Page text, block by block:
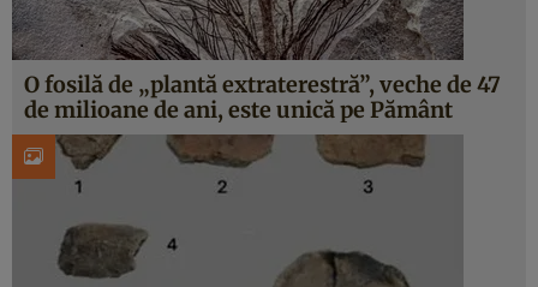
O fosilă de „plantă extraterestră”, veche de 47
de milioane de ani, este unică pe Pământ